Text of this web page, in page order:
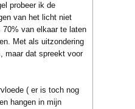
probeer ik de
van het licht niet
70% van elkaar te laten
Met als uitzondering
maar dat spreekt voor
( er is toch nog
hangen in mijn